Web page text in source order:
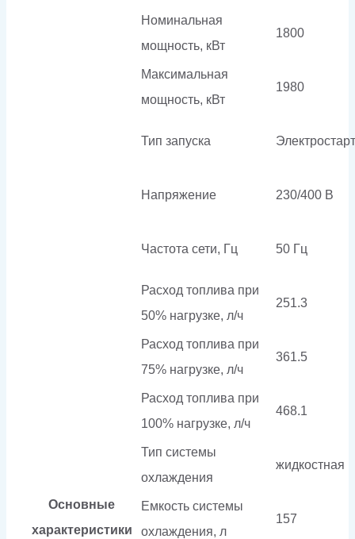
Основные
характеристики
Номинальная
мощность, кВт
1800
Максимальная
мощность, кВт
1980
Тип запуска
Напряжение 230/400 В
Частота сети, Гц 50 Гц
Расход топлива при
50% нагрузке, л/ч
251.3
Расход топлива при
75% нагрузке, л/ч
361.5
Расход топлива при
100% нагрузке, л/ч
468.1
Тип системы
охлаждения
жидкостная
Емкость системы
охлаждения, л
157